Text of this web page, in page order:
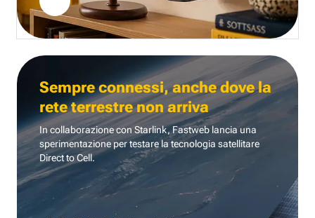
Sempre connessi, anche dove la
rete terrestre non arriva
In collaborazione con Starlink, Fastweb lancia una
sperimentazione per testare la tecnologia satellitare
Direct to Cell.